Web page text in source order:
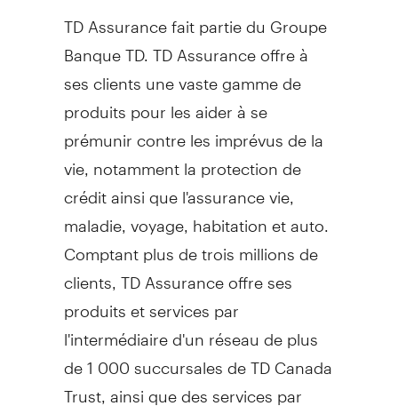
TD Assurance fait partie du Groupe
Banque TD. TD Assurance offre à
ses clients une vaste gamme de
produits pour les aider à se
prémunir contre les imprévus de la
vie, notamment la protection de
crédit ainsi que l'assurance vie,
maladie, voyage, habitation et auto.
Comptant plus de trois millions de
clients, TD Assurance offre ses
produits et services par
l'intermédiaire d'un réseau de plus
de 1 000 succursales de TD Canada
Trust, ainsi que des services par